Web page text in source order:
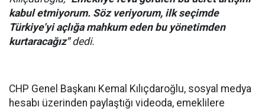
kabul etmiyorum. Söz veriyorum, ilk seçimde
Türkiye’yi açlığa mahkum eden bu yönetimden
kurtaracağız"dedi.
CHP Genel Başkanı Kemal Kılıçdaroğlu, sosyal medya
hesabı üzerinden paylaştığı videoda, emeklilere